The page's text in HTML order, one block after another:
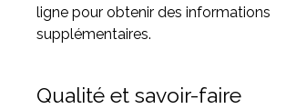
ligne pour obtenir des informations
supplémentaires.
Qualité et savoir-faire